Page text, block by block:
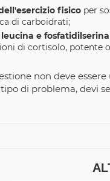
fisico per
di carboidrati;
e fosfatidilserina
di cortisolo, potente
non deve
di problema, devi